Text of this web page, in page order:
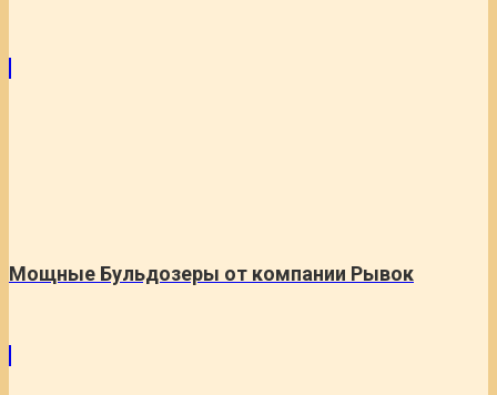
Мощные Бульдозеры от компании Рывок